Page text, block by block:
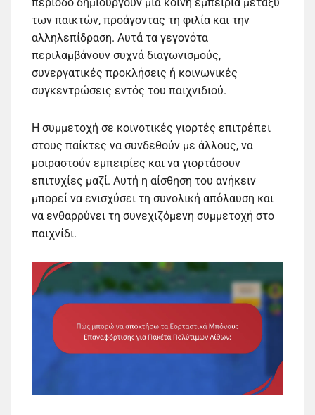
των παικτών, προάγοντας τη φιλία και την
αλληλεπίδραση. Αυτά τα γεγονότα
περιλαμβάνουν συχνά διαγωνισμούς,
συνεργατικές προκλήσεις ή κοινωνικές
συγκεντρώσεις εντός του παιχνιδιού.
Η συμμετοχή σε κοινοτικές γιορτές επιτρέπει
στους παίκτες να συνδεθούν με άλλους, να
μοιραστούν εμπειρίες και να γιορτάσουν
επιτυχίες μαζί. Αυτή η αίσθηση του ανήκειν
μπορεί να ενισχύσει τη συνολική απόλαυση και
να ενθαρρύνει τη συνεχιζόμενη συμμετοχή στο
παιχνίδι.